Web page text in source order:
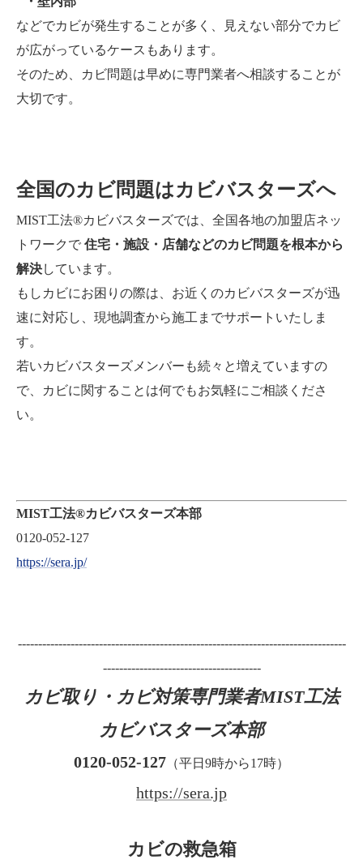
などでカビが発生することが多く、見えない部分でカビ
が広がっているケースもあります。
そのため、カビ問題は早めに専門業者へ相談することが
大切です。
全国のカビ問題はカビバスターズへ
MIST工法®カビバスターズでは、全国各地の加盟店ネッ
トワークで 住宅・施設・店舗などのカビ問題を根本から
解決しています。
もしカビにお困りの際は、お近くのカビバスターズが迅
速に対応し、現地調査から施工までサポートいたしま
す。
若いカビバスターズメンバーも続々と増えていますの
で、カビに関することは何でもお気軽にご相談くださ
い。
MIST工法®カビバスターズ本部
0120-052-127
https://sera.jp/
---------------------------------------------------------------------------------
---------------------------------------
カビ取り・カビ対策専門業者MIST工法
カビバスターズ本部
0120-052-127 （平日9時から17時）
https://sera.jp
カビの救急箱